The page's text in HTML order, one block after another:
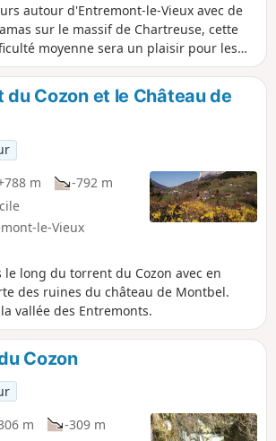
autour d'Entremont-le-Vieux avec de
sur le massif de Chartreuse, cette
moyenne sera un plaisir pour les
et pour les photographes. Cette
disponible dans les offices de
par Chartreuse Tourisme
du Cozon et le Château de
m
-792 m
le-Vieux
long du torrent du Cozon avec en
des ruines du château de Montbel.
vallée des Entremonts.
Cozon
m
-309 m